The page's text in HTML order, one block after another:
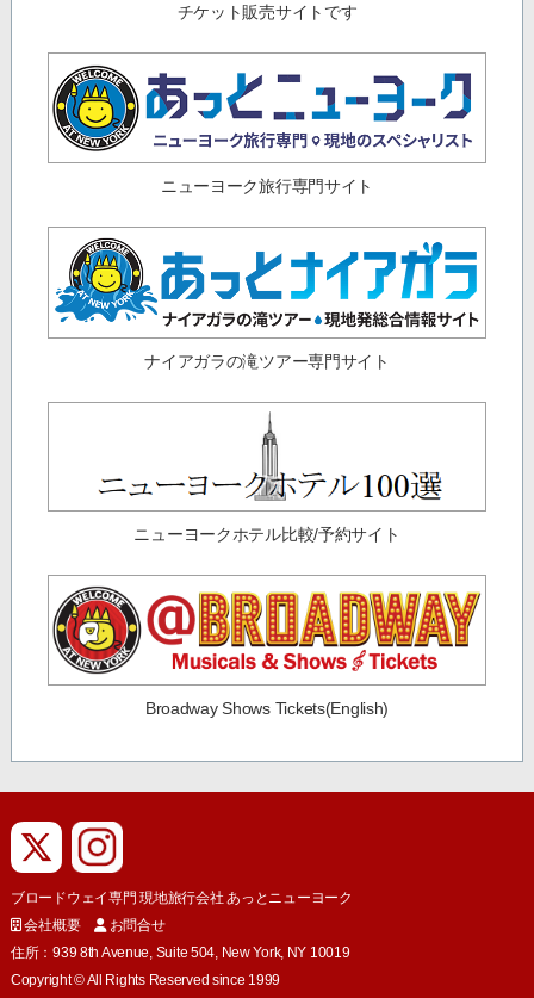
チケット販売サイトです
ニューヨーク旅行専門サイト
ナイアガラの滝ツアー専門サイト
ニューヨークホテル比較/予約サイト
Broadway Shows Tickets(English)
ブロードウェイ専門 現地旅行会社 あっとニューヨーク
会社概要
お問合せ
住所：939 8th Avenue, Suite 504, New York, NY 10019
Copyright © All Rights Reserved since 1999